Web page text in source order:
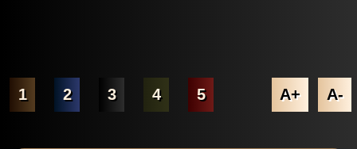
1 2 3 4 5 A+ A-